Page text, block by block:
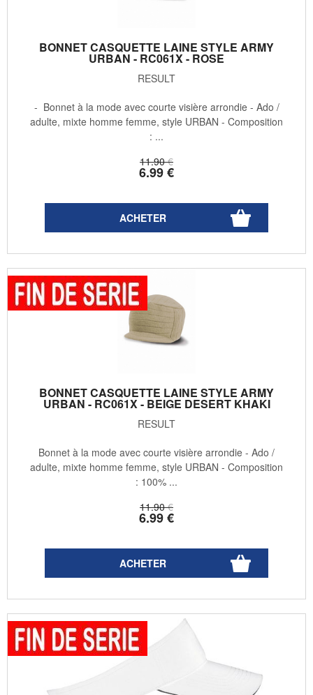
BONNET CASQUETTE LAINE STYLE ARMY
URBAN - RC061X - ROSE
RESULT
11.90 €
6.99€
- Bonnet à la mode avec courte visière arrondie - Ado /
adulte, mixte homme femme, style URBAN - Composition
: ...
BONNET CASQUETTE LAINE STYLE ARMY
URBAN - RC061X - BEIGE DESERT KHAKI
RESULT
11.90 €
6.99€
Bonnet à la mode avec courte visière arrondie - Ado /
adulte, mixte homme femme, style URBAN - Composition
: 100% ...